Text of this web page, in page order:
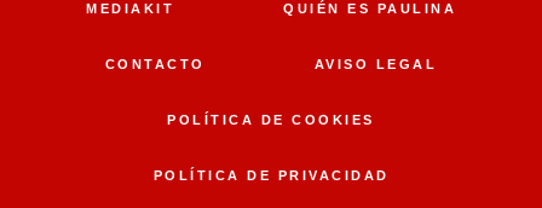
MEDIAKIT QUIÉN ES PAULINA
CONTACTO AVISO LEGAL
POLÍTICA DE COOKIES
POLÍTICA DE PRIVACIDAD